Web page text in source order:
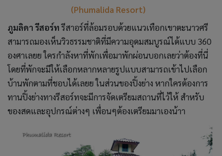
(Phumalida Resort)
ภูมลิดา รีสอร์ทรีสาอร์ที่ล้อมรอบด้วยแนวเทือกเขาตะนาวศรี
สามารถมองเห็นวิวธรรมชาติที่มีความอุดมสมบูรณ์ได้แบบ 360
องศาเลยย ใครกำลังหาที่พักเพื่อมาพักผ่อนบอกเลยว่าต้องที่นี่
โดยที่พักจะมีให้เลือกหลากหลายรูปแบบสามารถเข้าไปเลือก
บ้านพักตามที่ชอบได้เลยย ในส่วนของปิ้งย่าง หากใครต้องการ
ทานปิ้งย่างทางรีสอร์ทจะมีการจัดเตรียมสถานที่ไว้ให้ สำหรับ
ของสดและอุปกรณ์ต่างๆ เพื่อนๆต้องเตรียมมาเองน้าา